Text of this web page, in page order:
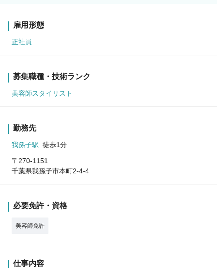
雇用形態
正社員
募集職種・技術ランク
美容師スタイリスト
勤務先
我孫子駅 徒歩1分
〒270-1151
千葉県我孫子市本町2-4-4
必要免許・資格
美容師免許
仕事内容